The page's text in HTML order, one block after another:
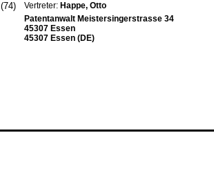
(74) Vertreter: Happe, Otto
Patentanwalt Meistersingerstrasse 34
45307 Essen
45307 Essen (DE)